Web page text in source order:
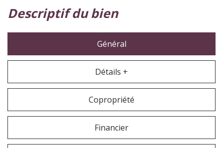
descriptif du bien
Général
Détails +
Copropriété
Financier